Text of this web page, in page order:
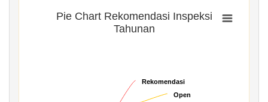
Pie Chart Rekomendasi Inspeksi
Tahunan
Rekomendasi
Rekomendasi
Open
Open